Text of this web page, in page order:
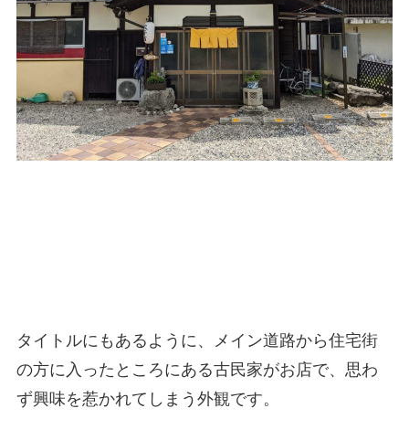
タイトルにもあるように、メイン道路から住宅街
の方に入ったところにある古民家がお店で、思わ
ず興味を惹かれてしまう外観です。